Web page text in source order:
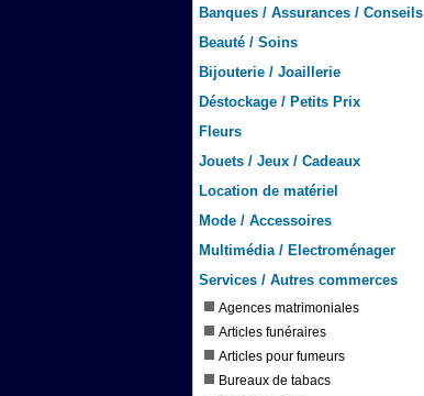
Banques / Assurances / Conseils
Beauté / Soins
Bijouterie / Joaillerie
Déstockage / Petits Prix
Fleurs
Jouets / Jeux / Cadeaux
Location de matériel
Mode / Accessoires
Multimédia / Electroménager
Services / Autres commerces
Agences matrimoniales
Articles funéraires
Articles pour fumeurs
Bureaux de tabacs